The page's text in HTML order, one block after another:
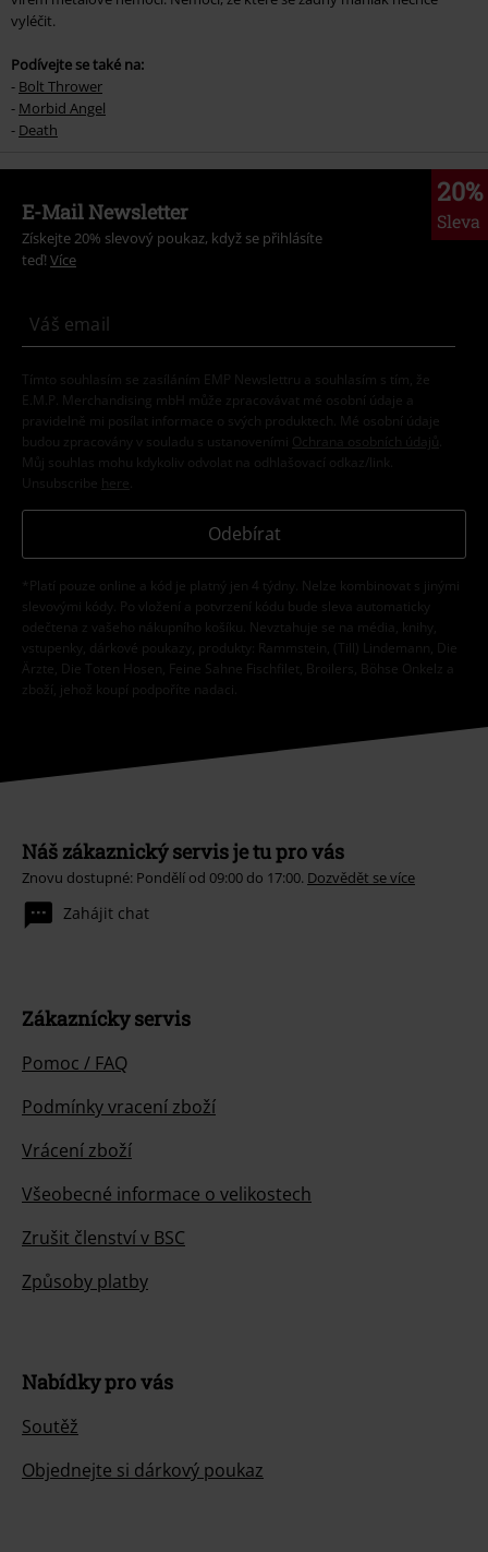
vyléčit.
Podívejte se také na:
- Bolt Thrower
- Morbid Angel
- Death
20%
Sleva
E-Mail Newsletter
Získejte 20% slevový poukaz, když se přihlásíte
teď! Více
Tímto souhlasím se zasíláním EMP Newslettru a souhlasím s tím, že
E.M.P. Merchandising mbH může zpracovávat mé osobní údaje a
pravidelně mi posílat informace o svých produktech. Mé osobní údaje
budou zpracovány v souladu s ustanoveními
Ochrana osobních údajů
Můj souhlas mohu kdykoliv odvolat na odhlašovací odkaz/link.
Unsubscribe here
Odebírat
*Platí pouze online a kód je platný jen 4 týdny. Nelze kombinovat s jinými
slevovými kódy. Po vložení a potvrzení kódu bude sleva automaticky
odečtena z vašeho nákupního košíku. Nevztahuje se na média, knihy,
vstupenky, dárkové poukazy, produkty: Rammstein, (Till) Lindemann, Die
Ärzte, Die Toten Hosen, Feine Sahne Fischfilet, Broilers, Böhse Onkelz a
zboží, jehož koupí podpoříte nadaci.
Náš zákaznický servis je tu pro vás
Znovu dostupné: Pondělí od 09:00 do 17:00. Dozvědět se více
Zahájit chat
Zákaznícky servis
Pomoc / FAQ
Podmínky vracení zboží
Vrácení zboží
Všeobecné informace o velikostech
Zrušit členství v BSC
Způsoby platby
Nabídky pro vás
Soutěž
Objednejte si dárkový poukaz